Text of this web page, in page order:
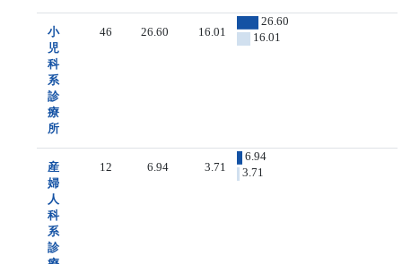
小
児
科
系
診
療
所
46 26.60 16.01
26.60
16.01
産
婦
人
科
系
診
12 6.94 3.71
6.94
3.71